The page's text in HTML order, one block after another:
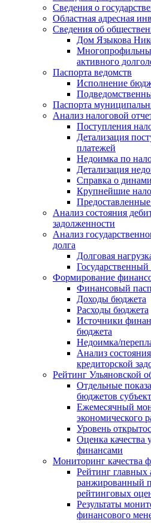
Сведения о
Областная адресная
Сведения об
Дом Языкова
активного
Паспорта ведомств
Исполнение
Паспорта
Анализ налоговой
Поступления
Детализация
платежей
Недоимка по
Детализация
Справка о
Крупнейшие
Анализ состояния
задолженности
Анализ
долга
Долговая
Формирование
Финансовый
Доходы бюджета
Расходы бюджета
Источники
бюджета
Недоимка/
Анализ
кредиторской
Рейтинг Ульяновской
Отдельные
бюджетов
Ежемесячный
экономического
Уровень
Оценка качества
финансами
Мониторинг качества
Рейтинг главных
ранжированный
рейтинговых
Результаты
финансового